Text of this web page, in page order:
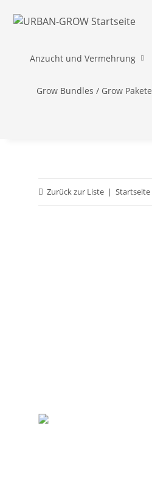
Anzucht und Vermehrung
Grow Bundles / Grow Pakete
Zurück zur Liste Startseite